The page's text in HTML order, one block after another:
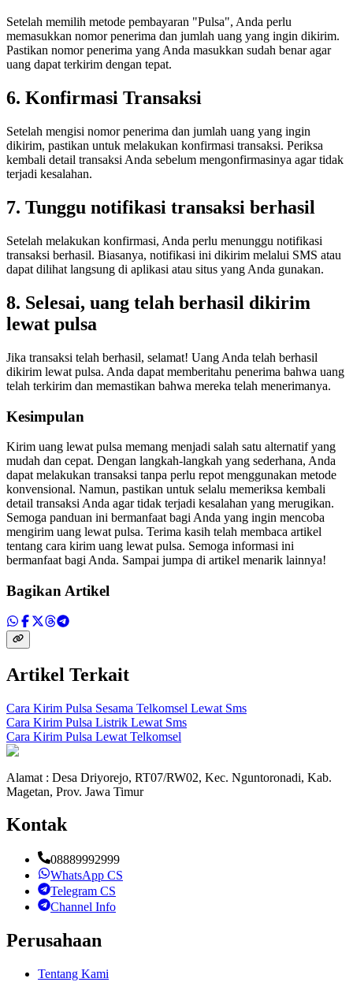
Setelah memilih metode pembayaran "Pulsa", Anda perlu
memasukkan nomor penerima dan jumlah uang yang ingin dikirim.
Pastikan nomor penerima yang Anda masukkan sudah benar agar
uang dapat terkirim dengan tepat.
6. Konfirmasi Transaksi
Setelah mengisi nomor penerima dan jumlah uang yang ingin
dikirim, pastikan untuk melakukan konfirmasi transaksi. Periksa
kembali detail transaksi Anda sebelum mengonfirmasinya agar tidak
terjadi kesalahan.
7. Tunggu notifikasi transaksi berhasil
Setelah melakukan konfirmasi, Anda perlu menunggu notifikasi
transaksi berhasil. Biasanya, notifikasi ini dikirim melalui SMS atau
dapat dilihat langsung di aplikasi atau situs yang Anda gunakan.
8. Selesai, uang telah berhasil dikirim
lewat pulsa
Jika transaksi telah berhasil, selamat! Uang Anda telah berhasil
dikirim lewat pulsa. Anda dapat memberitahu penerima bahwa uang
telah terkirim dan memastikan bahwa mereka telah menerimanya.
Kesimpulan
Kirim uang lewat pulsa memang menjadi salah satu alternatif yang
mudah dan cepat. Dengan langkah-langkah yang sederhana, Anda
dapat melakukan transaksi tanpa perlu repot menggunakan metode
konvensional. Namun, pastikan untuk selalu memeriksa kembali
detail transaksi Anda agar tidak terjadi kesalahan yang merugikan.
Semoga panduan ini bermanfaat bagi Anda yang ingin mencoba
mengirim uang lewat pulsa. Terima kasih telah membaca artikel
tentang cara kirim uang lewat pulsa. Semoga informasi ini
bermanfaat bagi Anda. Sampai jumpa di artikel menarik lainnya!
Bagikan Artikel
Artikel Terkait
Cara Kirim Pulsa Sesama Telkomsel Lewat Sms
Cara Kirim Pulsa Listrik Lewat Sms
Cara Kirim Pulsa Lewat Telkomsel
Alamat : Desa Driyorejo, RT07/RW02, Kec. Nguntoronadi, Kab.
Magetan, Prov. Jawa Timur
Kontak
08889992999
WhatsApp CS
Telegram CS
Channel Info
Perusahaan
Tentang Kami